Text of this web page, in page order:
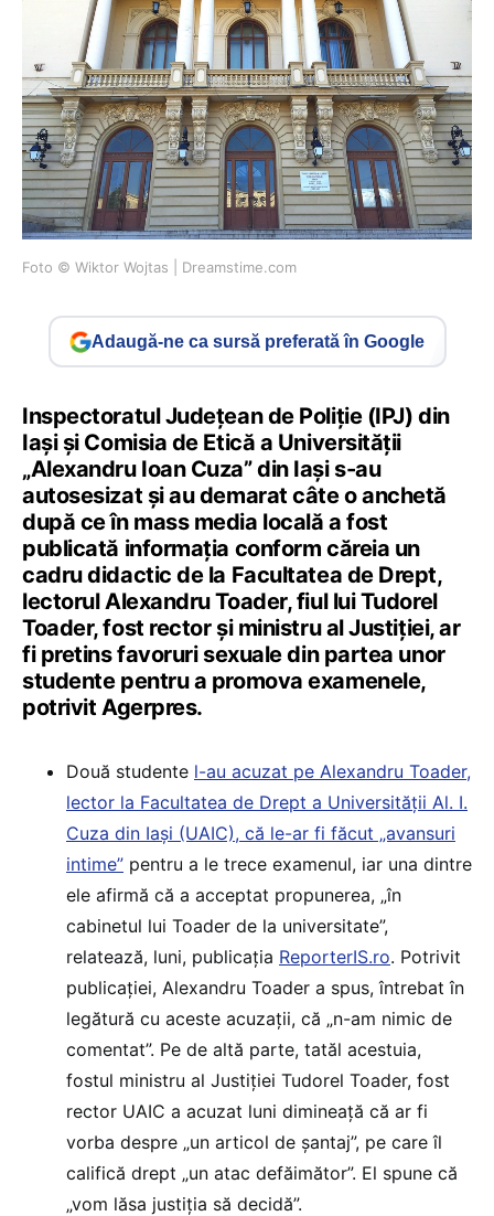
Foto © Wiktor Wojtas | Dreamstime.com
Adaugă-ne ca sursă preferată în Google
Inspectoratul Judeţean de Poliţie (IPJ) din
Iași şi Comisia de Etică a Universităţii
„Alexandru Ioan Cuza” din Iaşi s-au
autosesizat şi au demarat câte o anchetă
după ce în mass media locală a fost
publicată informaţia conform căreia un
cadru didactic de la Facultatea de Drept,
lectorul Alexandru Toader, fiul lui Tudorel
Toader, fost rector şi ministru al Justiţiei, ar
fi pretins favoruri sexuale din partea unor
studente pentru a promova examenele,
potrivit Agerpres.
Două studente l-au acuzat pe Alexandru Toader,
lector la Facultatea de Drept a Universității Al. I.
Cuza din Iași (UAIC), că le-ar fi făcut „avansuri
intime” pentru a le trece examenul, iar una dintre
ele afirmă că a acceptat propunerea, „în
cabinetul lui Toader de la universitate”,
relatează, luni, publicația ReporterIS.ro. Potrivit
publicației, Alexandru Toader a spus, întrebat în
legătură cu aceste acuzații, că „n-am nimic de
comentat”. Pe de altă parte, tatăl acestuia,
fostul ministru al Justiției Tudorel Toader, fost
rector UAIC a acuzat luni dimineață că ar fi
vorba despre „un articol de șantaj”, pe care îl
califică drept „un atac defăimător”. El spune că
„vom lăsa justiția să decidă”.